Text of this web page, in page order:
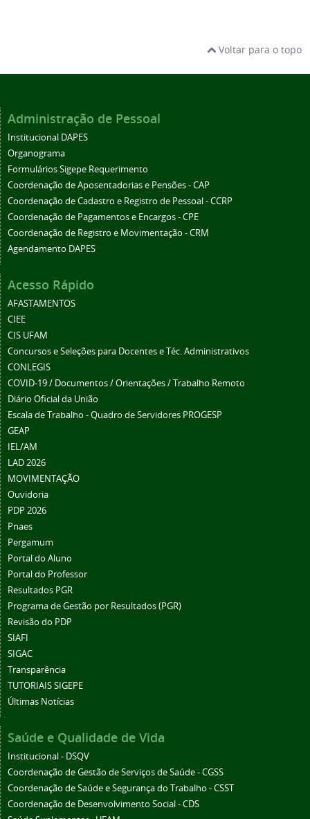
Voltar para o topo
Administração de Pessoal
Institucional DAPES
Organograma
Formulários Sigepe Requerimento
Coordenação de Aposentadorias e Pensões - CAP
Coordenação de Cadastro e Registro de Pessoal - CCRP
Coordenação de Pagamentos e Encargos - CPE
Coordenação de Registro e Movimentação - CRM
Agendamento DAPES
Acesso Rápido
AFASTAMENTOS
CIEE
CIS UFAM
Concursos e Seleções para Docentes e Téc. Administrativos
CONLEGIS
COVID-19 / Documentos / Orientações / Trabalho Remoto
Diário Oficial da União
Escala de Trabalho - Quadro de Servidores PROGESP
GEAP
IEL/AM
LAD 2026
MOVIMENTAÇÃO
Ouvidoria
PDP 2026
Pnaes
Pergamum
Portal do Aluno
Portal do Professor
Resultados PGR
Programa de Gestão por Resultados (PGR)
Revisão do PDP
SIAFI
SIGAC
Transparência
TUTORIAIS SIGEPE
Últimas Notícias
Saúde e Qualidade de Vida
Institucional - DSQV
Coordenação de Gestão de Serviços de Saúde - CGSS
Coordenação de Saúde e Segurança do Trabalho - CSST
Coordenação de Desenvolvimento Social - CDS